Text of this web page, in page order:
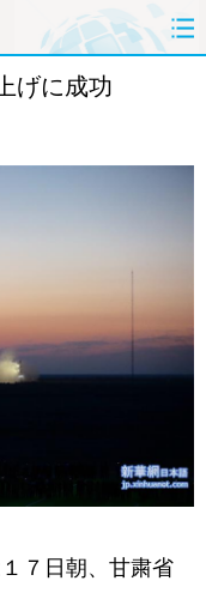
経済
げに成功
７日朝、甘粛省